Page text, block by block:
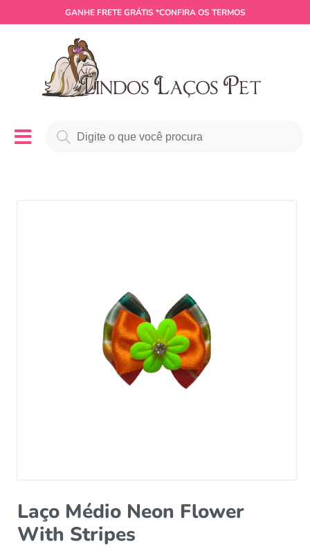
GANHE FRETE GRÁTIS *CONFIRA OS TERMOS
Laço Médio Neon Flower
With Stripes